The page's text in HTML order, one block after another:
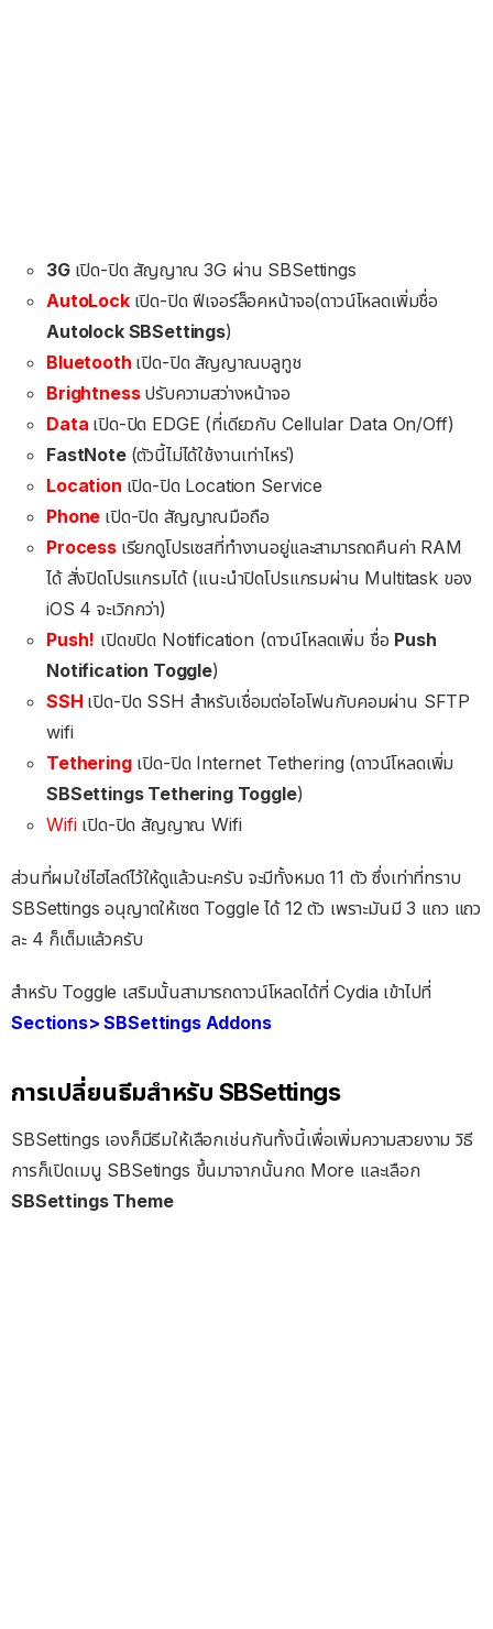
3G เปิด-ปิด สัญญาณ 3G ผ่าน SBSettings
AutoLock เปิด-ปิด ฟีเจอร์ล็อคหน้าจอ(ดาวน์โหลดเพิ่มชื่อ
Autolock SBSettings)
Bluetooth เปิด-ปิด สัญญาณบลูทูช
Brightness ปรับความสว่างหน้าจอ
Data เปิด-ปิด EDGE (ที่เดียวกับ Cellular Data On/Off)
FastNote (ตัวนี้ไม่ได้ใช้งานเท่าไหร่)
Location เปิด-ปิด Location Service
Phone เปิด-ปิด สัญญาณมือถือ
Process เรียกดูโปรเซสที่ทำงานอยู่และสามารถดคืนค่า RAM
ได้ สั่งปิดโปรแกรมได้ (แนะนำปิดโปรแกรมผ่าน Multitask ของ
iOS 4 จะเวิกกว่า)
Push! เปิดขปิด Notification (ดาวน์โหลดเพิ่ม ชื่อ Push
Notification Toggle)
SSH เปิด-ปิด SSH สำหรับเชื่อมต่อไอโฟนกับคอมผ่าน SFTP
wifi
Tetheringเปิด-ปิด Internet Tethering (ดาวน์โหลดเพิ่ม
SBSettings Tethering Toggle)
Wifi เปิด-ปิด สัญญาณ Wifi
ส่วนที่ผมใช่ไฮไลด์ไว้ให้ดูแล้วนะครับ จะมีทั้งหมด 11 ตัว ซึ่งเท่าที่ทราบ
SBSettings อนุญาตให้เซต Toggle ได้ 12 ตัว เพราะมันมี 3 แถว แถว
ละ 4 ก็เต็มแล้วครับ
สำหรับ Toggle เสริมนั้นสามารถดาวน์โหลดได้ที่ Cydia เข้าไปที่
Sections> SBSettings Addons
การเปลี่ยนธีมสำหรับ SBSettings
SBSettings เองก็มีธีมให้เลือกเช่นกันทั้งนี้เพื่อเพิ่มความสวยงาม วิธี
การก็เปิดเมนู SBSetings ขึ้นมาจากนั้นกด More และเลือก
SBSettings Theme